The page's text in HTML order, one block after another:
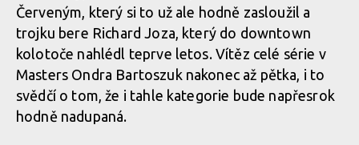
Report z Czech Downtown Series: Svatou horou nejrychleji
prolétl Leták
Červeným, který si to už ale hodně zasloužil a
trojku bere Richard Joza, který do downtown
kolotoče nahlédl teprve letos. Vítěz celé série v
Masters Ondra Bartoszuk nakonec až pětka, i to
svědčí o tom, že i tahle kategorie bude napřesrok
hodně nadupaná.